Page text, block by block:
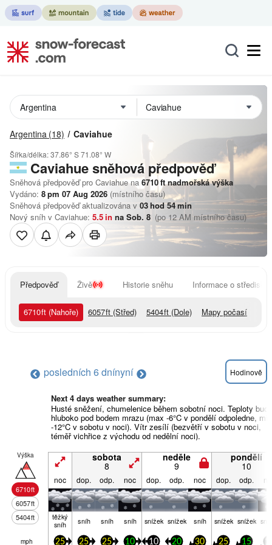
Argentina (18) Caviahue
Šířka/délka:37.86° S71.08° W
Caviahuesněhová předpověď
Sněhová předpověď pro Caviahue na 6710ftnadmořská výška
Vydáno: 8 pm 07 Aug 2026 (místního času)
Sněhová předpověď aktualizována v 03hod54min
Nový sníh v Caviahue: 5.5in na Sob. 8 (po 12 AM místního času)
Předpověď Živě Historie sněhu Informace o středisku
6710ft (Nahoře) 6057ft (Střed) 5404ft (Dole) Mapy počasí
posledních 6 dnínyní Hodinově
Next 4 days weather summary:
Husté sněžení, chumelenice během sobotní noci. Teploty
hluboko pod bodem mrazu (max -6°C v pondělí odpoledne, min
-12°C v sobotu v noci). Vítr zesílí (bezvětří v sobotu v noci,
téměř vichřice z východu od nedělní noci).
Výška
6710ft
6057ft
5404ft
sobota
8
neděle
9
pondělí
10
noc dop. odp. noc dop. odp. noc dop. odp.
těžký
sníh sníh sníh sníh snížek snížek sníh snížek snížek
mph 25 25 25 10 10 20 30 25 15